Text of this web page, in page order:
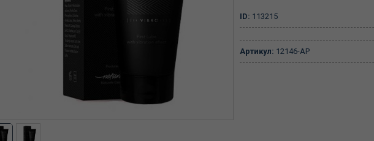
ID: 113215
Артикул: 12146-AP